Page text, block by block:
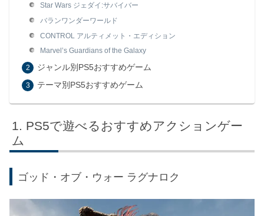
Star Wars ジェダイ:サバイバー
バランワンダーワールド
CONTROL アルティメット・エディション
Marvel’s Guardians of the Galaxy
ジャンル別PS5おすすめゲーム
テーマ別PS5おすすめゲーム
PS5で遊べるおすすめアクションゲー
ム
ゴッド・オブ・ウォー ラグナロク